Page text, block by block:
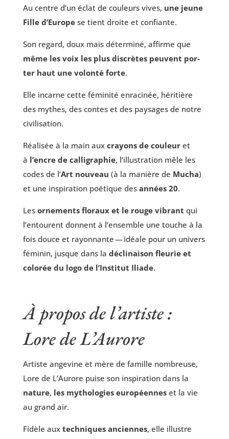
Au centre d’un éclat de cou­leurs vives, une jeune
Fille d’Europese tient droite et confiante.
Son regard, doux mais déter­mi­né, affirme que
même les voix les plus dis­crètes peuvent por­
ter haut une volon­té forte.
Elle incarne cette fémi­ni­té enra­ci­née, héri­tière
des mythes, des contes et des pay­sages de notre
civilisation.
Réa­li­sée à la main aux crayons de cou­leuret
à l’encre de cal­li­gra­phie, l’illustration mêle les
codes de l’Art nou­veau (à la manière de Mucha)
et une ins­pi­ra­tion poé­tique des années 20.
Les orne­ments flo­raux et le rouge vibrant qui
l’entourent donnent à l’ensemble une touche à la
fois douce et rayon­nante — idéale pour un uni­vers
fémi­nin, jusque dans la décli­nai­son fleu­rie et
colo­rée du logo de l’Institut Iliade.
À propos de l’artiste :
Lore de L’Aurore
Artiste ange­vine et mère de famille nom­breuse,
Lore de L’Aurore puise son ins­pi­ra­tion dans la
nature, les mytho­lo­gies euro­péenneset la vie
au grand air.
Fidèle aux tech­niques anciennes, elle illustre